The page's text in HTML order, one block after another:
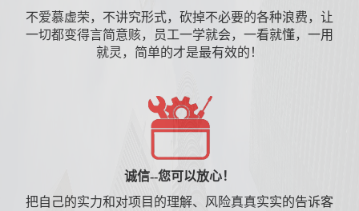
不爱慕虚荣，不讲究形式，砍掉不必要的各种浪费，让
一切都变得言简意赅，员工一学就会，一看就懂，一用
就灵，简单的才是最有效的！
诚信--您可以放心！
把自己的实力和对项目的理解、风险真真实实的告诉客